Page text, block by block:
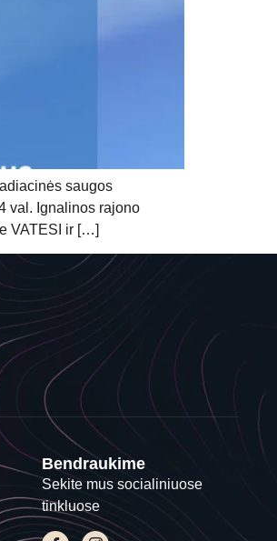
saugos
val. Ignalinos rajono
VATESI ir […]
Bendraukime
Sekite mus socialiniuose
tinkluose